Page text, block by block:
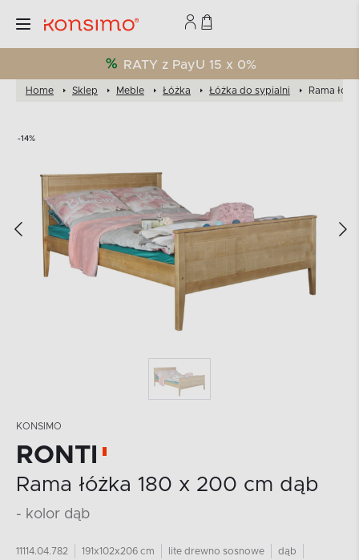
RATY z PayU 15 x 0%
Home Sklep Meble Łóżka Łóżka do sypialni Rama
-14%
KONSIMO
RONTI
Rama łóżka 180 x 200 cm dąb
- kolor dąb
11114.04.782 191x102x206 cm lite drewno sosnowe dąb